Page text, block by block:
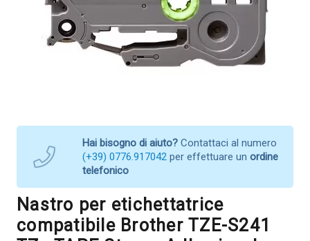
Hai bisogno di aiuto? Contattaci al numero
(+39) 0776.917042 per effettuare un ordine
telefonico
Nastro per etichettatrice
compatibile Brother TZE-S241